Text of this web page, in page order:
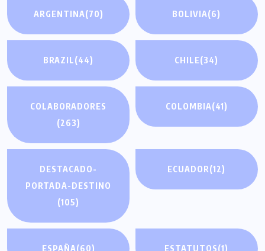
ARGENTINA(70) BOLIVIA(6)
BRAZIL(44) CHILE(34)
COLABORADORES
(263)
COLOMBIA(41)
DESTACADO-
PORTADA-DESTINO
(105)
ECUADOR(12)
ESPAÑA(60) ESTATUTOS(1)